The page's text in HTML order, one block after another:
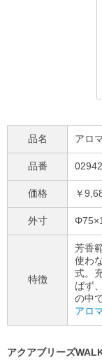
品名 アロ
品番
価格 ￥
外寸
特徴
芳香
使わ
式。
ばず
の中
アロ
アクアブリーズ